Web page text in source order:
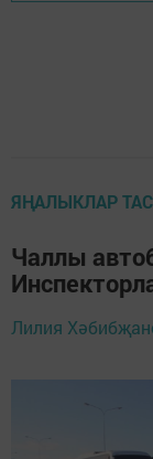
ЯҢАЛЫКЛАР
Чаллы
Лилия